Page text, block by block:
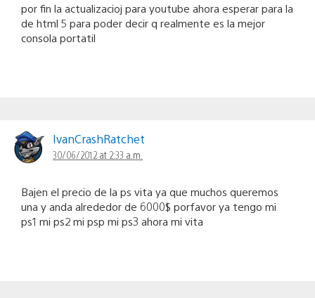
por fin la actualizacioj para youtube ahora esperar para la
de html 5 para poder decir q realmente es la mejor
consola portatil
IvanCrashRatchet
30/06/2012 at 2:33 a.m.
Bajen el precio de la ps vita ya que muchos queremos
una y anda alrededor de 6000$ porfavor ya tengo mi
ps1 mi ps2 mi psp mi ps3 ahora mi vita